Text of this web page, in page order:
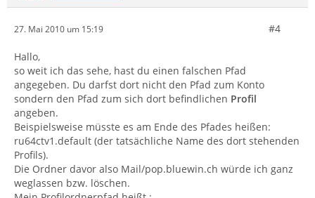
27. Mai 2010 um 15:19 #4
Hallo,
so weit ich das sehe, hast du einen falschen Pfad
angegeben. Du darfst dort nicht den Pfad zum Konto
sondern den Pfad zum sich dort befindlichen Profil
angeben.
Beispielsweise müsste es am Ende des Pfades heißen:
ru64ctv1.default (der tatsächliche Name des dort stehenden
Profils).
Die Ordner davor also Mail/pop.bluewin.ch würde ich ganz
weglassen bzw. löschen.